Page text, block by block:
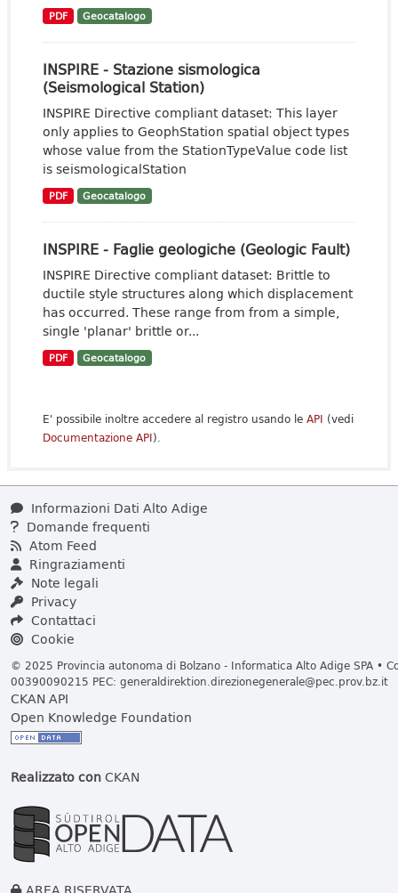
PDF Geocatalogo
INSPIRE - Stazione sismologica
(Seismological Station)
INSPIRE Directive compliant dataset: This layer
only applies to GeophStation spatial object types
whose value from the StationTypeValue code list
is seismologicalStation
PDF Geocatalogo
INSPIRE - Faglie geologiche (Geologic Fault)
INSPIRE Directive compliant dataset: Brittle to
ductile style structures along which displacement
has occurred. These range from from a simple,
single 'planar' brittle or...
PDF Geocatalogo
E' possibile inoltre accedere al registro usando le API (vedi
Documentazione API).
Informazioni Dati Alto Adige
Domande frequenti
Atom Feed
Ringraziamenti
Note legali
Privacy
Contattaci
Cookie
© 2025 Provincia autonoma di Bolzano - Informatica Alto Adige SPA •
00390090215 PEC: generaldirektion.direzionegenerale@pec.prov.bz.it
CKAN API
Open Knowledge Foundation
Realizzato conCKAN